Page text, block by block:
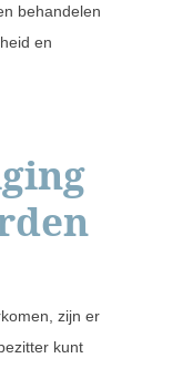
behandelen
en
zijn er
kunt